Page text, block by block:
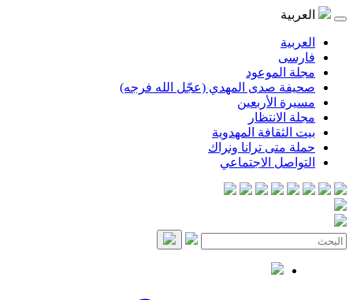
العربية
العربية
فارسی
مجلة الموعود
صحيفة صدى المهدي (عجّل الله فرجه)
مسيرة الأربعين
مجلة الانتظار
بيت الثقافة المهدوية
حملة متى ترانا ونراك
التواصل الاجتماعي